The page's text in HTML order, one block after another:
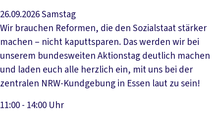
26.09.2026Samstag
Wir brauchen Reformen, die den Sozialstaat stärker
machen – nicht kaputtsparen. Das werden wir bei
unserem bundesweiten Aktionstag deutlich machen
und laden euch alle herzlich ein, mit uns bei der
zentralen NRW-Kundgebung in Essen laut zu sein!
11:00 - 14:00 Uhr